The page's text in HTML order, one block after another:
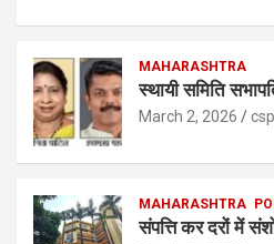
s
A
p
p
b
o
o
k
dI
n
e
MAHARASHTRA
स्थायी समिति
March 2, 2026
MAHARASHTRA
संपत्ति कर दरों में